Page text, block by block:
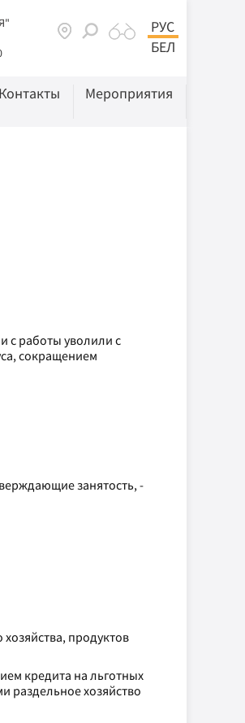
РУС
БЕЛ
Контакты Мероприятия
с работы уволили с
сокращением
занятость, -
продуктов
кредита на льготных
раздельное хозяйство